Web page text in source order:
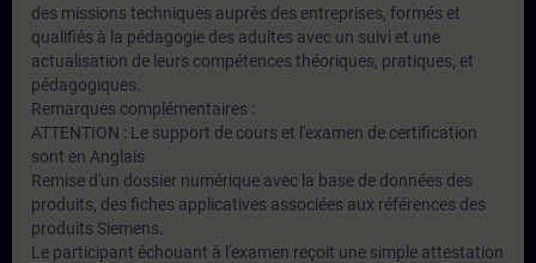
des missions techniques auprès des entreprises, formés et
qualifiés à la pédagogie des adultes avec un suivi et une
actualisation de leurs compétences théoriques, pratiques, et
pédagogiques.
Remarques complémentaires :
ATTENTION : Le support de cours et l'examen de certification
sont en Anglais
Remise d'un dossier numérique avec la base de données des
produits, des fiches applicatives associées aux références des
produits Siemens.
Le participant échouant à l'examen reçoit une simple attestation